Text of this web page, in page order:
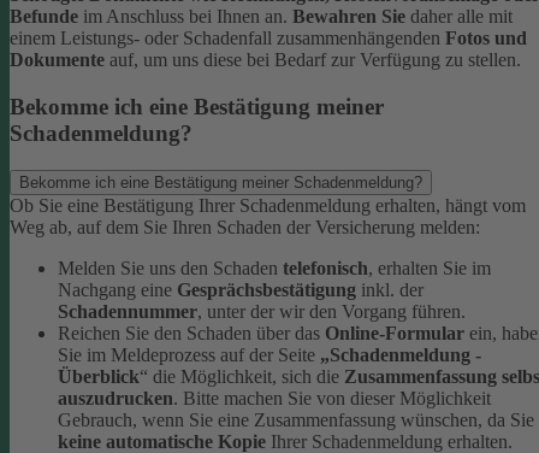
Befunde im Anschluss bei Ihnen an. Bewahren Sie daher alle mit
einem Leistungs- oder Schadenfall zusammenhängenden Fotos und
Dokumente auf, um uns diese bei Bedarf zur Verfügung zu stellen.
Bekomme ich eine Bestätigung meiner
Schadenmeldung?
Bekomme ich eine Bestätigung meiner Schadenmeldung?
Ob Sie eine Bestätigung Ihrer Schadenmeldung erhalten, hängt vom
Weg ab, auf dem Sie Ihren Schaden der Versicherung melden:
Melden Sie uns den Schaden telefonisch, erhalten Sie im
Nachgang eine Gesprächsbestätigung inkl. der
Schadennummer, unter der wir den Vorgang führen.
Reichen Sie den Schaden über das Online-Formular ein,
Sie im Meldeprozess auf der Seite „Schadenmeldung -
Überblick“ die Möglichkeit, sich die Zusammenfassung
auszudrucken. Bitte machen Sie von dieser Möglichkeit
Gebrauch, wenn Sie eine Zusammenfassung wünschen, da Sie
keine automatische Kopie Ihrer Schadenmeldung erhalten.